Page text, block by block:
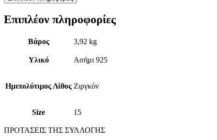
Επιπλέον πληροφορίες
Βάρος 3,92 kg
Υλικό Ασήμι 925
Ημιπολύτιμος Λίθος Ζιργκόν
Size 15
ΠΡΟΤΑΣΕΙΣ ΤΗΣ ΣΥΛΛΟΓΗΣ